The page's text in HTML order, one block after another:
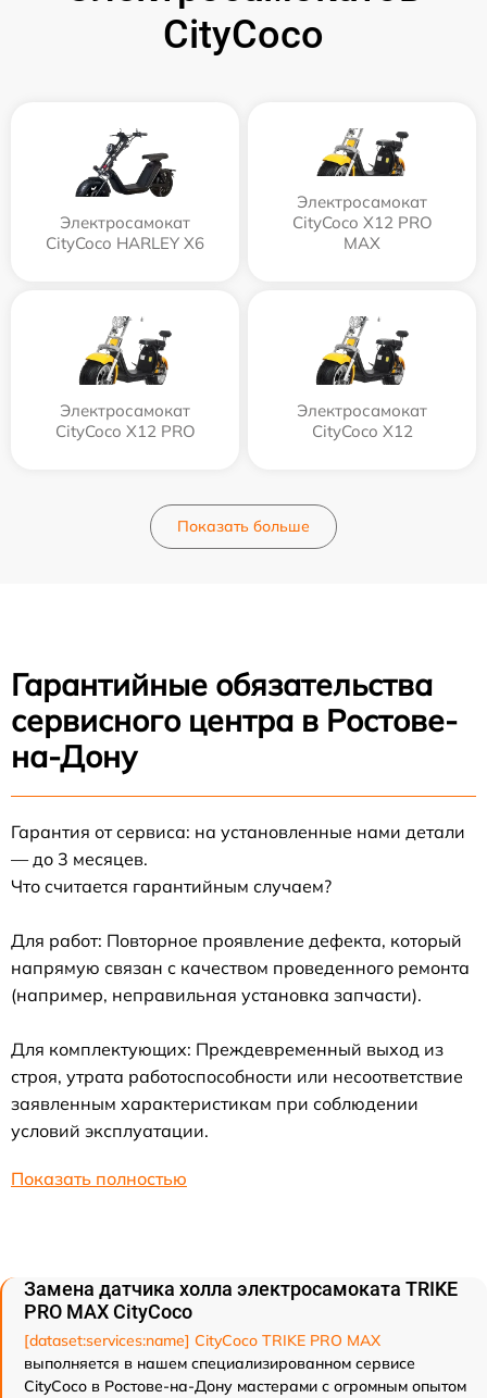
CityCoco
Электросамокат
CityCoco HARLEY X6
Электросамокат
CityCoco X12 PRO
MAX
Электросамокат
CityCoco X12 PRO
Электросамокат
CityCoco X12
Показать больше
Гарантийные обязательства
сервисного центра в Ростове-
на-Дону
Гарантия от сервиса: на установленные нами детали
— до 3 месяцев.
Что считается гарантийным случаем?
Для работ: Повторное проявление дефекта, который
напрямую связан с качеством проведенного ремонта
(например, неправильная установка запчасти).
Для комплектующих: Преждевременный выход из
строя, утрата работоспособности или несоответствие
заявленным характеристикам при соблюдении
условий эксплуатации.
Показать полностью
Замена датчика холла электросамоката TRIKE
PRO MAX CityCoco
[dataset:services:name] CityCoco TRIKE PRO MAX
выполняется в нашем специализированном сервисе
CityCoco в Ростове-на-Дону мастерами с огромным опытом